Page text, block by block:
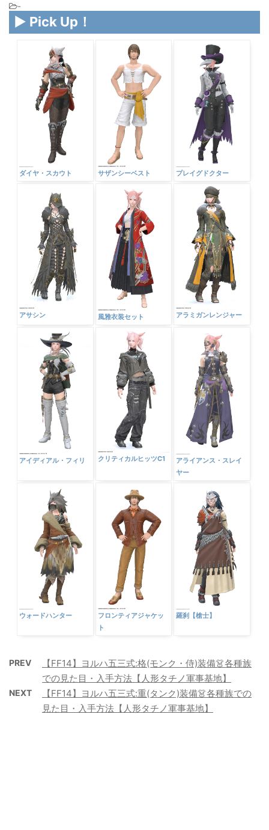
-
▶ Pick Up！
ダイヤ・スカウト サザンシーベスト プレイグドクター
アサシン 風雅衣装セット アラミガンレンジャー
アイディアル・フィリ クリティカルヒッツC1
アライアンス・スレイ
ヤー
ウォードハンター
フロンティアジャケッ
ト
羅刹【槍士】
PREV
【FF14】ヨルハ五三式:格(モンク・侍)装備👗各種族
での見た目・入手方法【人形タチノ軍事基地】
NEXT
【FF14】ヨルハ五三式:重(タンク)装備👗各種族での
見た目・入手方法【人形タチノ軍事基地】